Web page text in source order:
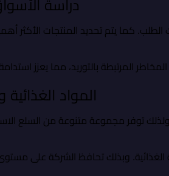
دراسة
كما يتم تحديد المنتجات الأكثر
المواد
توفر مجموعة متنوعة من السلع